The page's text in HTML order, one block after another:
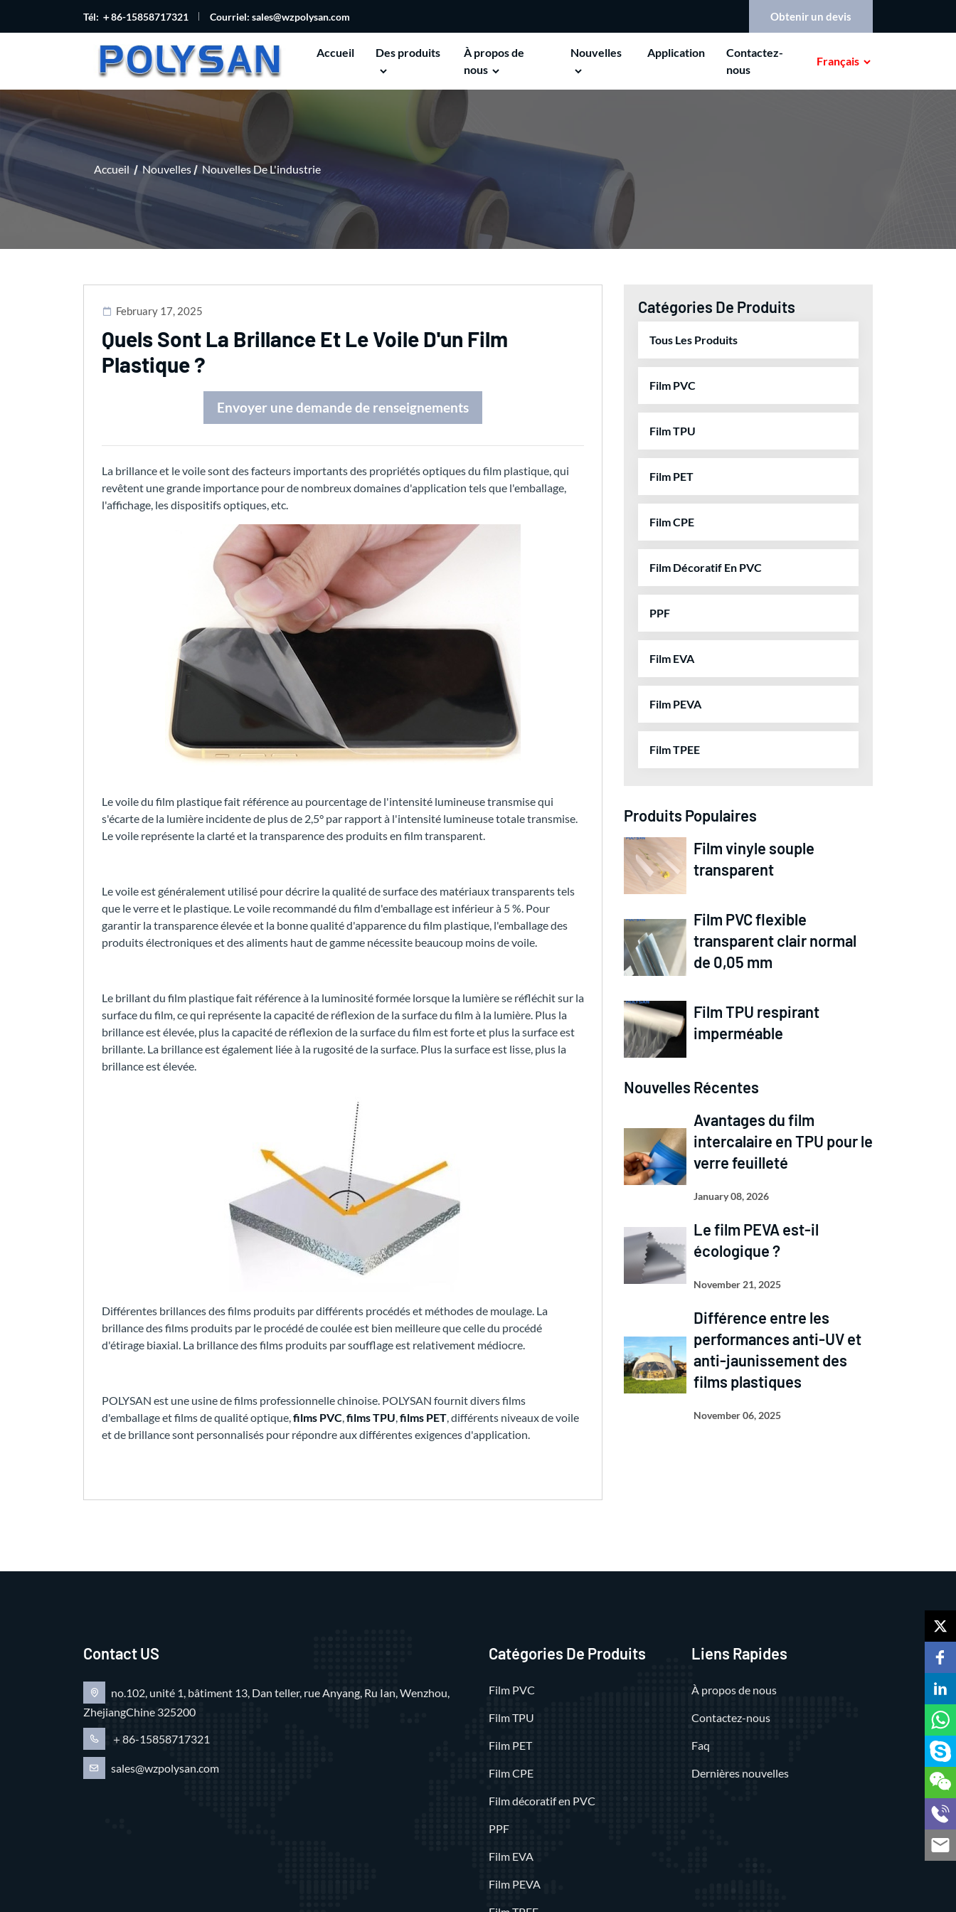
Tél: ＋86-15858717321 Courriel: sales@wzpolysan.com Obtenir un devis
Accueil Des produits
À propos de
nous
Nouvelles Application
Contactez-
nous
Français
Accueil Nouvelles Nouvelles De L'industrie
February 17, 2025
Quels Sont La Brillance Et Le Voile D'un Film
Plastique ?
Envoyer une demande de renseignements
La brillance et le voile sont des facteurs importants des propriétés optiques du film plastique, qui
revêtent une grande importance pour de nombreux domaines d'application tels que l'emballage,
l'affichage, les dispositifs optiques, etc.
Le voile du film plastique fait référence au pourcentage de l'intensité lumineuse transmise qui
s'écarte de la lumière incidente de plus de 2,5° par rapport à l'intensité lumineuse totale transmise.
Le voile représente la clarté et la transparence des produits en film transparent.
Le voile est généralement utilisé pour décrire la qualité de surface des matériaux transparents tels
que le verre et le plastique. Le voile recommandé du film d'emballage est inférieur à 5 %. Pour
garantir la transparence élevée et la bonne qualité d'apparence du film plastique, l'emballage des
produits électroniques et des aliments haut de gamme nécessite beaucoup moins de voile.
Le brillant du film plastique fait référence à la luminosité formée lorsque la lumière se réfléchit sur la
surface du film, ce qui représente la capacité de réflexion de la surface du film à la lumière. Plus la
brillance est élevée, plus la capacité de réflexion de la surface du film est forte et plus la surface est
brillante. La brillance est également liée à la rugosité de la surface. Plus la surface est lisse, plus la
brillance est élevée.
Différentes brillances des films produits par différents procédés et méthodes de moulage. La
brillance des films produits par le procédé de coulée est bien meilleure que celle du procédé
d'étirage biaxial. La brillance des films produits par soufflage est relativement médiocre.
POLYSAN est une usine de films professionnelle chinoise. POLYSAN fournit divers films
d'emballage et films de qualité optique,films PVC,films TPU,films PET, différents niveaux de voile
et de brillance sont personnalisés pour répondre aux différentes exigences d'application.
Catégories De Produits
Tous Les Produits
Film PVC
Film TPU
Film PET
Film CPE
Film Décoratif En PVC
PPF
Film EVA
Film PEVA
Film TPEE
Produits Populaires
Film vinyle souple
transparent
Film PVC flexible
transparent clair normal
de 0,05 mm
Film TPU respirant
imperméable
Nouvelles Récentes
Avantages du film
intercalaire en TPU pour le
verre feuilleté
January 08, 2026
Le film PEVA est-il
écologique ?
November 21, 2025
Différence entre les
performances anti-UV et
anti-jaunissement des
films plastiques
November 06, 2025
Contact US
no.102, unité 1, bâtiment 13, Dan teller, rue Anyang, Ru Ian, Wenzhou,
ZhejiangChine 325200
＋86-15858717321
sales@wzpolysan.com
Catégories De Produits
Film PVC
Film TPU
Film PET
Film CPE
Film décoratif en PVC
PPF
Film EVA
Film PEVA
Liens Rapides
À propos de nous
Contactez-nous
Faq
Dernières nouvelles